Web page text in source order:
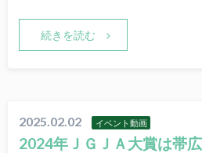
続きを読む
2025.02.02 イベント動画
2024年ＪＧＪＡ大賞は帯